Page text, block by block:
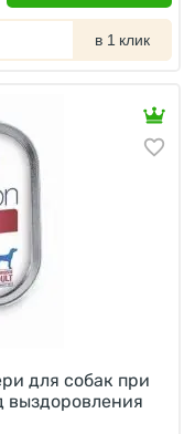
в 1 клик
для собак при
выздоровления